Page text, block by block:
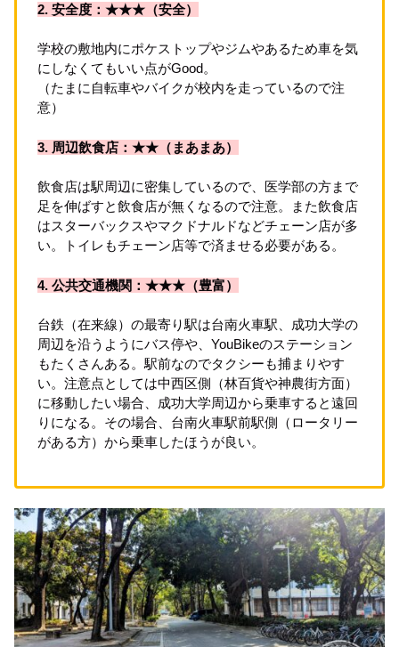
2. 安全度：★★★（安全）
学校の敷地内にポケストップやジムやあるため車を気
にしなくてもいい点がGood。
（たまに自転車やバイクが校内を走っているので注
意）
3. 周辺飲食店：★★（まあまあ）
飲食店は駅周辺に密集しているので、医学部の方まで
足を伸ばすと飲食店が無くなるので注意。また飲食店
はスターバックスやマクドナルドなどチェーン店が多
い。トイレもチェーン店等で済ませる必要がある。
4. 公共交通機関：★★★（豊富）
台鉄（在来線）の最寄り駅は台南火車駅、成功大学の
周辺を沿うようにバス停や、YouBikeのステーション
もたくさんある。駅前なのでタクシーも捕まりやす
い。注意点としては中西区側（林百貨や神農街方面）
に移動したい場合、成功大学周辺から乗車すると遠回
りになる。その場合、台南火車駅前駅側（ロータリー
がある方）から乗車したほうが良い。